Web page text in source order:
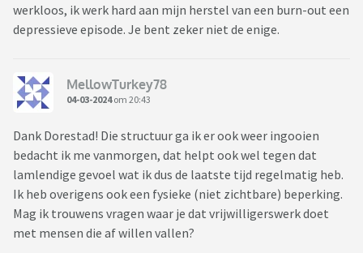
werkloos, ik werk hard aan mijn herstel van een burn-out een
depressieve episode. Je bent zeker niet de enige.
MellowTurkey78
04-03-2024om 20:43
Dank Dorestad! Die structuur ga ik er ook weer ingooien
bedacht ik me vanmorgen, dat helpt ook wel tegen dat
lamlendige gevoel wat ik dus de laatste tijd regelmatig heb.
Ik heb overigens ook een fysieke (niet zichtbare) beperking.
Mag ik trouwens vragen waar je dat vrijwilligerswerk doet
met mensen die af willen vallen?